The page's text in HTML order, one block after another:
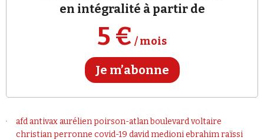
Se connecter
en intégralité à partir de
5 € / mois
Je m’abonne
afd antivax aurélien poirson-atlanboulevard voltaire
christian perronne covid-19 david medioniebrahim raïssi